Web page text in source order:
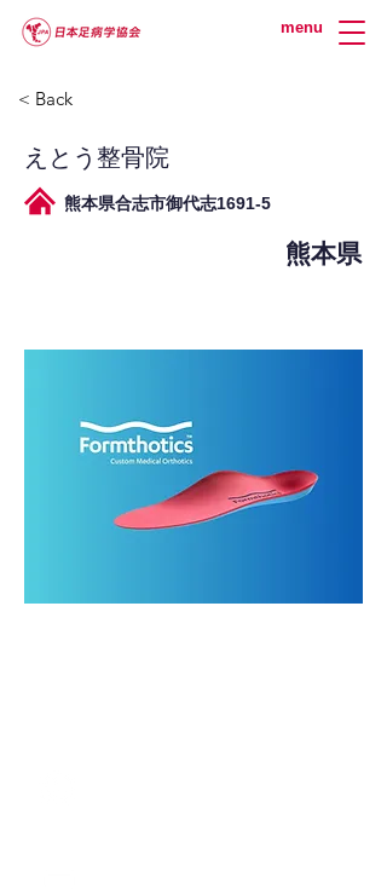
menu
< Back
えとう整骨院
熊本県合志市御代志1691-5
熊本県